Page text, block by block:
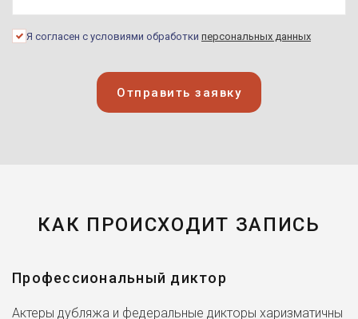
Я согласен с условиями обработки персональных данных
Отправить заявку
КАК ПРОИСХОДИТ ЗАПИСЬ
Профессиональный диктор
Актеры дубляжа и федеральные дикторы харизматичны